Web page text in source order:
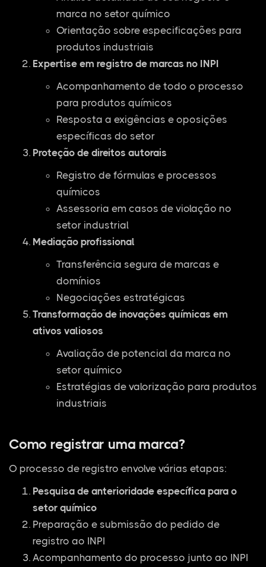
marca no setor químico
Orientação sobre especificações para
produtos industriais
Expertise em registro de marcas no INPI
Acompanhamento de todo o processo
para produtos químicos
Resposta a exigências e oposições
específicas do setor
Proteção de direitos autorais
Registro de fórmulas e processos
químicos
Assessoria em casos de violação no
setor industrial
Mediação profissional
Transferência segura de marcas e
domínios
Negociações estratégicas
Transformação de inovações químicas em
ativos valiosos
Avaliação de potencial da marca no
setor químico
Estratégias de valorização para produtos
industriais
Como registrar uma marca?
O processo de registro envolve várias etapas:
Pesquisa de anterioridade específica para o
setor químico
Preparação e submissão do pedido de
registro ao INPI
Acompanhamento do processo junto ao INPI